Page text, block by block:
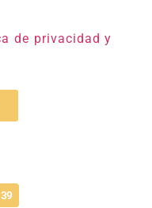
de privacidad y